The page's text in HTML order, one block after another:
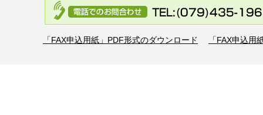
「FAX申込用紙」PDF形式のダウンロード 「FAX申込用